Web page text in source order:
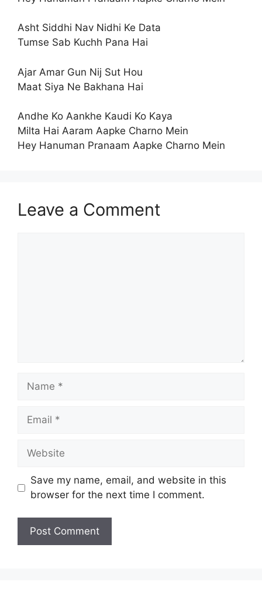
Asht Siddhi Nav Nidhi Ke Data
Tumse Sab Kuchh Pana Hai
Ajar Amar Gun Nij Sut Hou
Maat Siya Ne Bakhana Hai
Andhe Ko Aankhe Kaudi Ko Kaya
Milta Hai Aaram Aapke Charno Mein
Hey Hanuman Pranaam Aapke Charno Mein
Leave a Comment
Name
Email
Website
Save my name, email, and website in this
browser for the next time I comment.